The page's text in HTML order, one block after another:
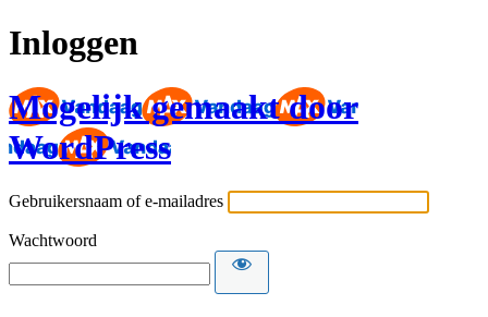
Inloggen
Mogelijk gemaakt door
WordPress
Gebruikersnaam of e-mailadres
Wachtwoord